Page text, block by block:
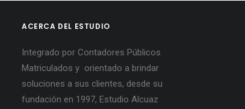
ACERCA DEL ESTUDIO
Integrado por Contadores Públicos
Matriculados y orientado a brindar
soluciones a sus clientes, desde su
fundación en 1997, Estudio Alcuaz